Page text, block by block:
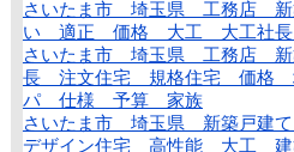
さいたま市 埼玉県 工務店
い 適正 価格 大工 大工社
さいたま市 埼玉県 工務店
長 注文住宅 規格住宅 価格
パ 仕様 予算 家族
さいたま市 埼玉県 新築戸建
デザイン住宅 高性能 大工